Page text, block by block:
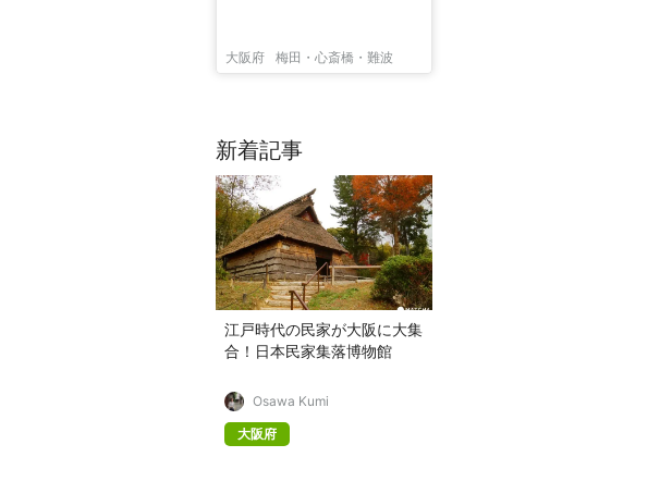
大阪府 梅田・心斎橋・難波
新着記事
江戸時代の民家が大阪に大集
合！日本民家集落博物館
Osawa Kumi
大阪府